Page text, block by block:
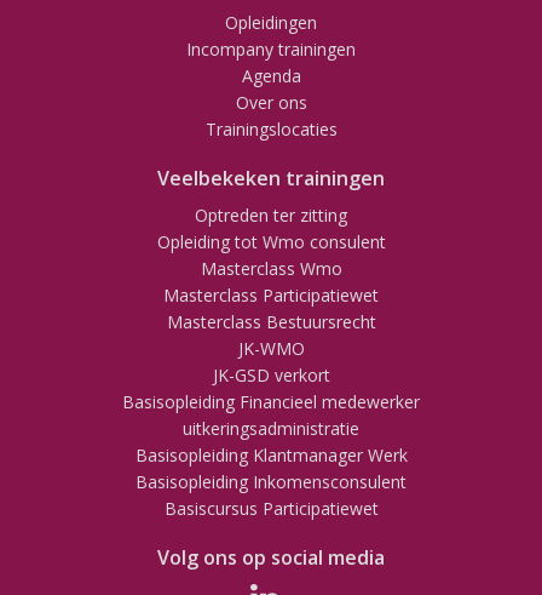
Opleidingen
Incompany trainingen
Agenda
Over ons
Trainingslocaties
Veelbekeken trainingen
Optreden ter zitting
Opleiding tot Wmo consulent
Masterclass Wmo
Masterclass Participatiewet
Masterclass Bestuursrecht
JK-WMO
JK-GSD verkort
Basisopleiding Financieel medewerker
uitkeringsadministratie
Basisopleiding Klantmanager Werk
Basisopleiding Inkomensconsulent
Basiscursus Participatiewet
Volg ons op social media